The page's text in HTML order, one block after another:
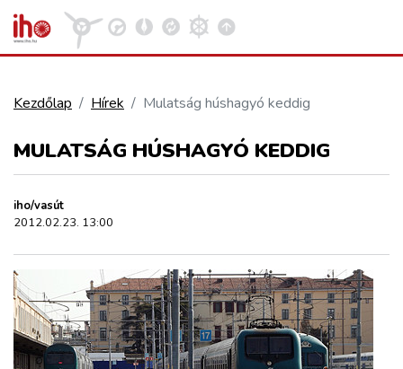
KÖZLEKEDÉSFEJLESZTÉS
ELLÁTÁSI LÁNC
Kezdőlap Hírek Mulatság húshagyó keddig
MULATSÁG HÚSHAGYÓ KEDDIG
iho/vasút
2012.02.23. 13:00